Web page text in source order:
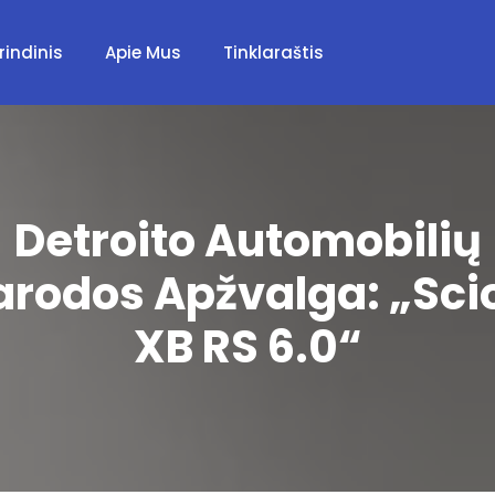
Apie Mus Tinklaraštis
Detroito Automobilių
Apžvalga:
XB RS 6.0“